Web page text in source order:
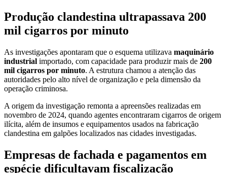
Produção clandestina ultrapassava 200
mil cigarros por minuto
As investigações apontaram que o esquema utilizava maquinário
industrial importado, com capacidade para produzir mais de 200
mil cigarros por minuto. A estrutura chamou a atenção das
autoridades pelo alto nível de organização e pela dimensão da
operação criminosa.
A origem da investigação remonta a apreensões realizadas em
novembro de 2024, quando agentes encontraram cigarros de origem
ilícita, além de insumos e equipamentos usados na fabricação
clandestina em galpões localizados nas cidades investigadas.
Empresas de fachada e pagamentos em
espécie dificultavam fiscalização